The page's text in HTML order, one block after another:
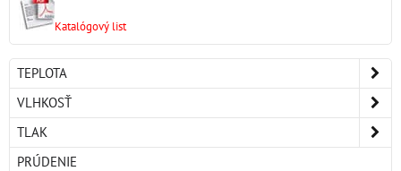
Katalógový list
TEPLOTA
VLHKOSŤ
TLAK
PRÚDENIE